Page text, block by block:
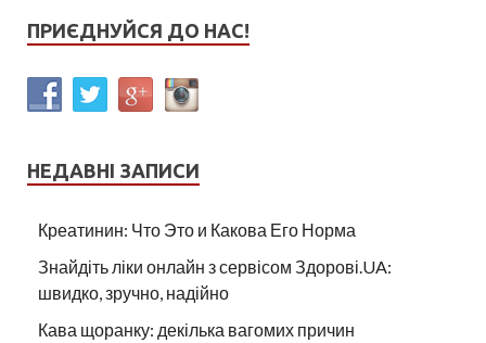
ПРИЄДНУЙСЯ ДО НАС!
НЕДАВНІ ЗАПИСИ
Креатинин: Что Это и Какова Его Норма
Знайдіть ліки онлайн з сервісом Здорові.UA:
швидко, зручно, надійно
Кава щоранку: декілька вагомих причин